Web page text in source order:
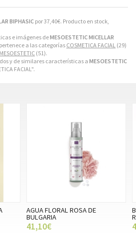
BIPHASIC por37,40€. Producto en stock,
e imágenes deMESOESTETIC MICELLAR
a las categoríasCOSMETICA FACIAL (29)
MESOESTETIC (51).
y de similares características a MESOESTETIC
FACIAL".
AGUA FLORAL ROSA DE
BULGARIA
41,10€